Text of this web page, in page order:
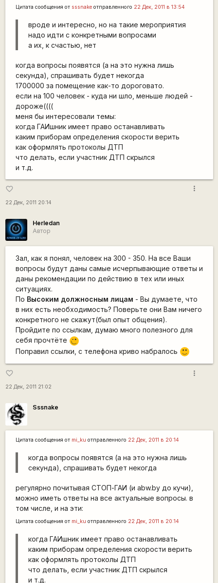
Цитата сообщения от sssnakeотправленного 22 Дек, 2011 в 13:54
вроде и интересно, но на такие мероприятия
надо идти с конкретными вопросами
а их, к счастью, нет
когда вопросы появятся (а на это нужна лишь
секунда), спрашивать будет некогда
1700000 за помещение как-то дороговато.
если на 100 человек - куда ни шло, меньше людей -
дороже((((
меня бы интересовали темы:
когда ГАИшник имеет право останавливать
каким приборам определения скорости верить
как оформлять протоколы ДТП
что делать, если участник ДТП скрылся
и т.д.
favorite_border
22 Дек, 2011 20:14
more_vert
Herledan
Автор
Зал, как я понял, человек на 300 - 350. На все Ваши
вопросы будут даны самые исчерпывающие ответы и
даны рекомендации по действию в тех или иных
ситуациях.
По Высоким должносным лицам - Вы думаете, что
в них есть необходимость? Поверьте они Вам ничего
конкретного не скажут(был опыт общения).
Пройдите по ссылкам, думаю много полезного для
себя прочтёте
;)
Поправил ссылки, с телефона криво набралось
:)
favorite_border
22 Дек, 2011 21:02
more_vert
Sssnake
Цитата сообщения от mi_ku отправленного 22 Дек, 2011 в 20:14
когда вопросы появятся (а на это нужна лишь
секунда), спрашивать будет некогда
регулярно почитывая СТОП-ГАИ (и abw.by до кучи),
можно иметь ответы на все актуальные вопросы. в
том числе, и на эти:
Цитата сообщения от mi_ku отправленного 22 Дек, 2011 в 20:14
когда ГАИшник имеет право останавливать
каким приборам определения скорости верить
как оформлять протоколы ДТП
что делать, если участник ДТП скрылся
и т.д.